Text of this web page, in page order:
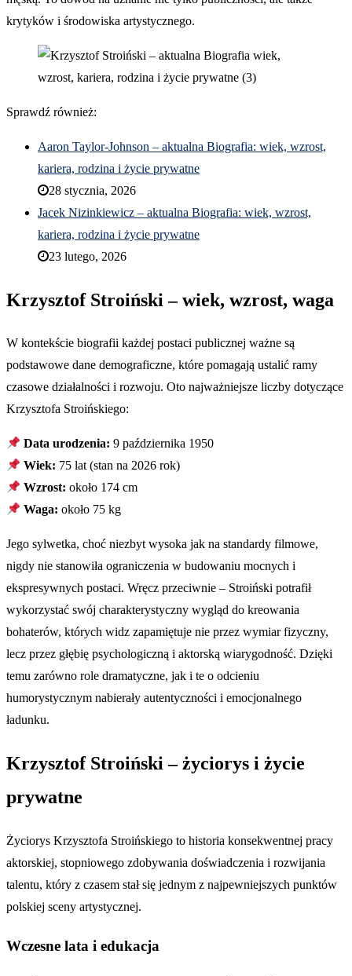
krytyków i środowiska artystycznego.
Sprawdź również:
Aaron Taylor-Johnson – aktualna Biografia: wiek, wzrost,
kariera, rodzina i życie prywatne
28 stycznia, 2026
Jacek Nizinkiewicz – aktualna Biografia: wiek, wzrost,
kariera, rodzina i życie prywatne
23 lutego, 2026
Krzysztof Stroiński – wiek, wzrost, waga
W kontekście biografii każdej postaci publicznej ważne są
podstawowe dane demograficzne, które pomagają ustalić ramy
czasowe działalności i rozwoju. Oto najważniejsze liczby dotyczące
Krzysztofa Stroińskiego:
Data urodzenia: 9 października 1950
Wiek: 75 lat (stan na 2026 rok)
Wzrost: około 174 cm
Waga: około 75 kg
Jego sylwetka, choć niezbyt wysoka jak na standardy filmowe,
nigdy nie stanowiła ograniczenia w budowaniu mocnych i
ekspresywnych postaci. Wręcz przeciwnie – Stroiński potrafił
wykorzystać swój charakterystyczny wygląd do kreowania
bohaterów, których widz zapamiętuje nie przez wymiar fizyczny,
lecz przez głębię psychologiczną i aktorską wiarygodność. Dzięki
temu zarówno role dramatyczne, jak i te o odcieniu
humorystycznym nabierały autentyczności i emocjonalnego
ładunku.
Krzysztof Stroiński – życiorys i życie
prywatne
Życiorys Krzysztofa Stroińskiego to historia konsekwentnej pracy
aktorskiej, stopniowego zdobywania doświadczenia i rozwijania
talentu, który z czasem stał się jednym z najpewniejszych punktów
polskiej sceny artystycznej.
Wczesne lata i edukacja